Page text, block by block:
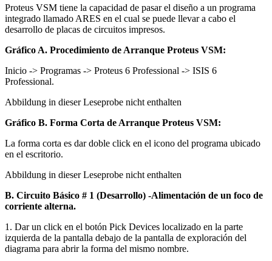
Proteus VSM tiene la capacidad de pasar el diseño a un programa
integrado llamado ARES en el cual se puede llevar a cabo el
desarrollo de placas de circuitos impresos.
Gráfico A. Procedimiento de Arranque Proteus VSM:
Inicio -> Programas -> Proteus 6 Professional -> ISIS 6
Professional.
Abbildung in dieser Leseprobe nicht enthalten
Gráfico B. Forma Corta de Arranque Proteus VSM:
La forma corta es dar doble click en el icono del programa ubicado
en el escritorio.
Abbildung in dieser Leseprobe nicht enthalten
B. Circuito Básico # 1 (Desarrollo) -Alimentación de un foco de
corriente alterna.
1. Dar un click en el botón Pick Devices localizado en la parte
izquierda de la pantalla debajo de la pantalla de exploración del
diagrama para abrir la forma del mismo nombre.